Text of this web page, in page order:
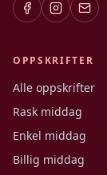
OPPSKRIFTER
Alle oppskrifter
Rask middag
Enkel middag
Billig middag